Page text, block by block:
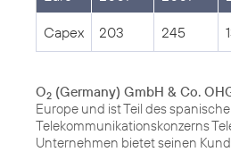
Capex 203 245
O2 (Germany) GmbH & Co.
Europe und ist Teil des
Telekommunikationskonzerns
Unternehmen bietet seinen